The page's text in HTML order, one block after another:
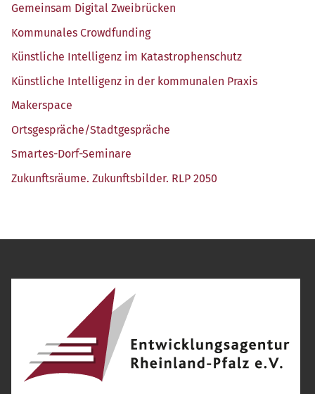
Gemein­sam Digi­tal Zweibrücken
Kom­mu­na­les Crowdfunding
Künst­li­che Intel­li­genz im Katastrophenschutz
Künst­li­che Intel­li­genz in der kom­mu­na­len Praxis
Maker­space
Ortsgespräche/​Stadtgespräche
Smar­tes-Dorf-Semi­na­re
Zukunfts­räu­me. Zukunfts­bil­der. RLP 2050